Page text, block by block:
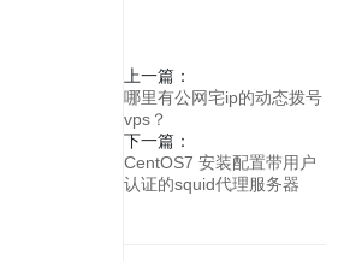
上一篇：
哪里有公网宅ip的动态拨号
vps？
下一篇：
CentOS7 安装配置带用户
认证的squid代理服务器